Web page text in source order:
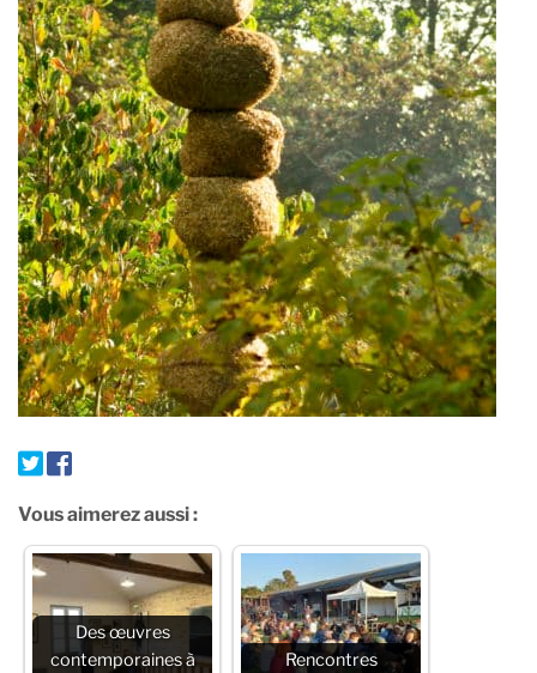
Vous aimerez aussi :
Des œuvres
contemporaines à
Rencontres